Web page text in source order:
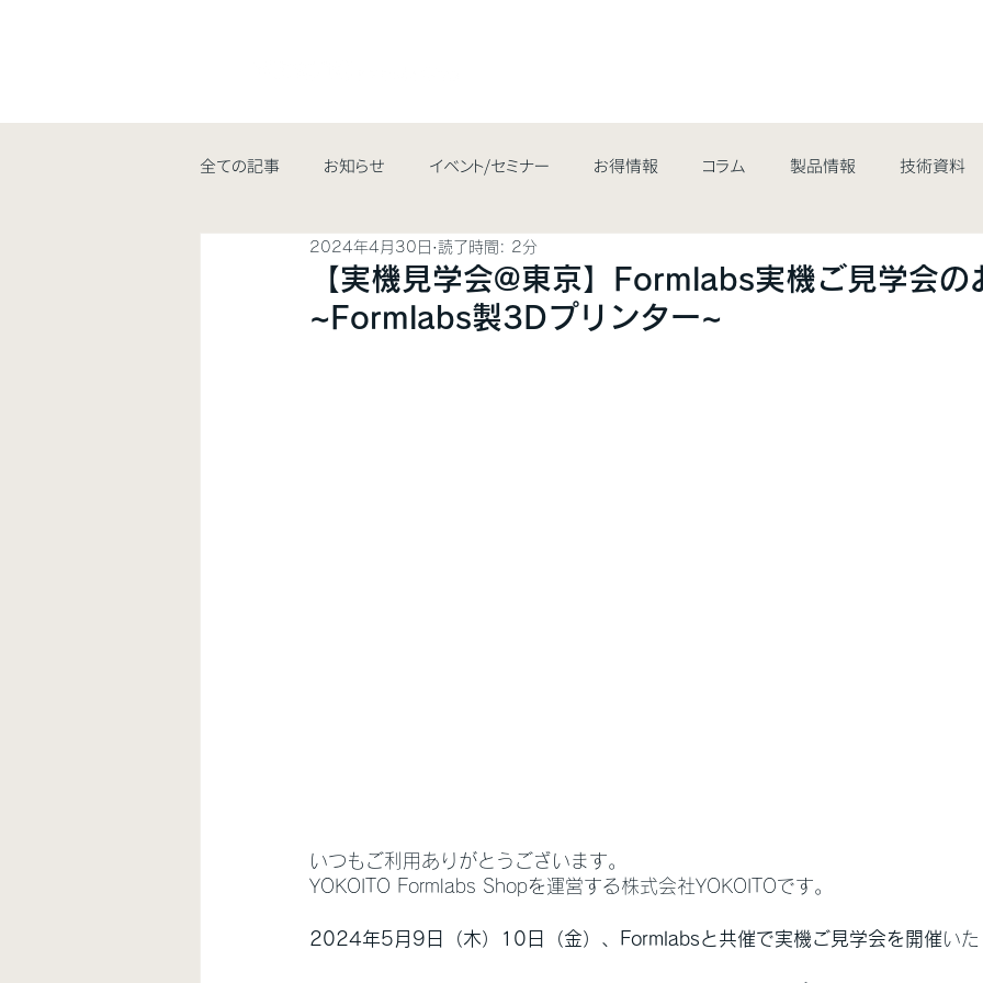
全ての記事 お知らせ イベント/セミナー お得情報 コラム 製品情報 技術資料
【実機見学会@東京】Formlabs実機ご見学会の
~Formlabs製3Dプリンター~
2024年4月30日 読了時間: 2分
いつもご利用ありがとうございます。
YOKOITO Formlabs Shopを運営する株式会社YOKOITOです。
2024年5月9日（木）10日（金）、Formlabsと共催で実機ご見学会を開催い